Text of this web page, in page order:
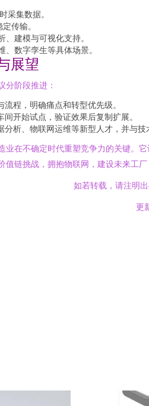
采集数据。
传输。
、建模与可视化支持。
、数字孪生等具体场景。
展望
分阶段推进：
流程，明确痛点和转型优先级。
间开始试点，验证效果后复制扩展。
分析、物联网运维等新型人才，并与
业在不确定时代重塑竞争力的关键。
链挑战，拥抱物联网，建设未来工
如若转载，请注明
更